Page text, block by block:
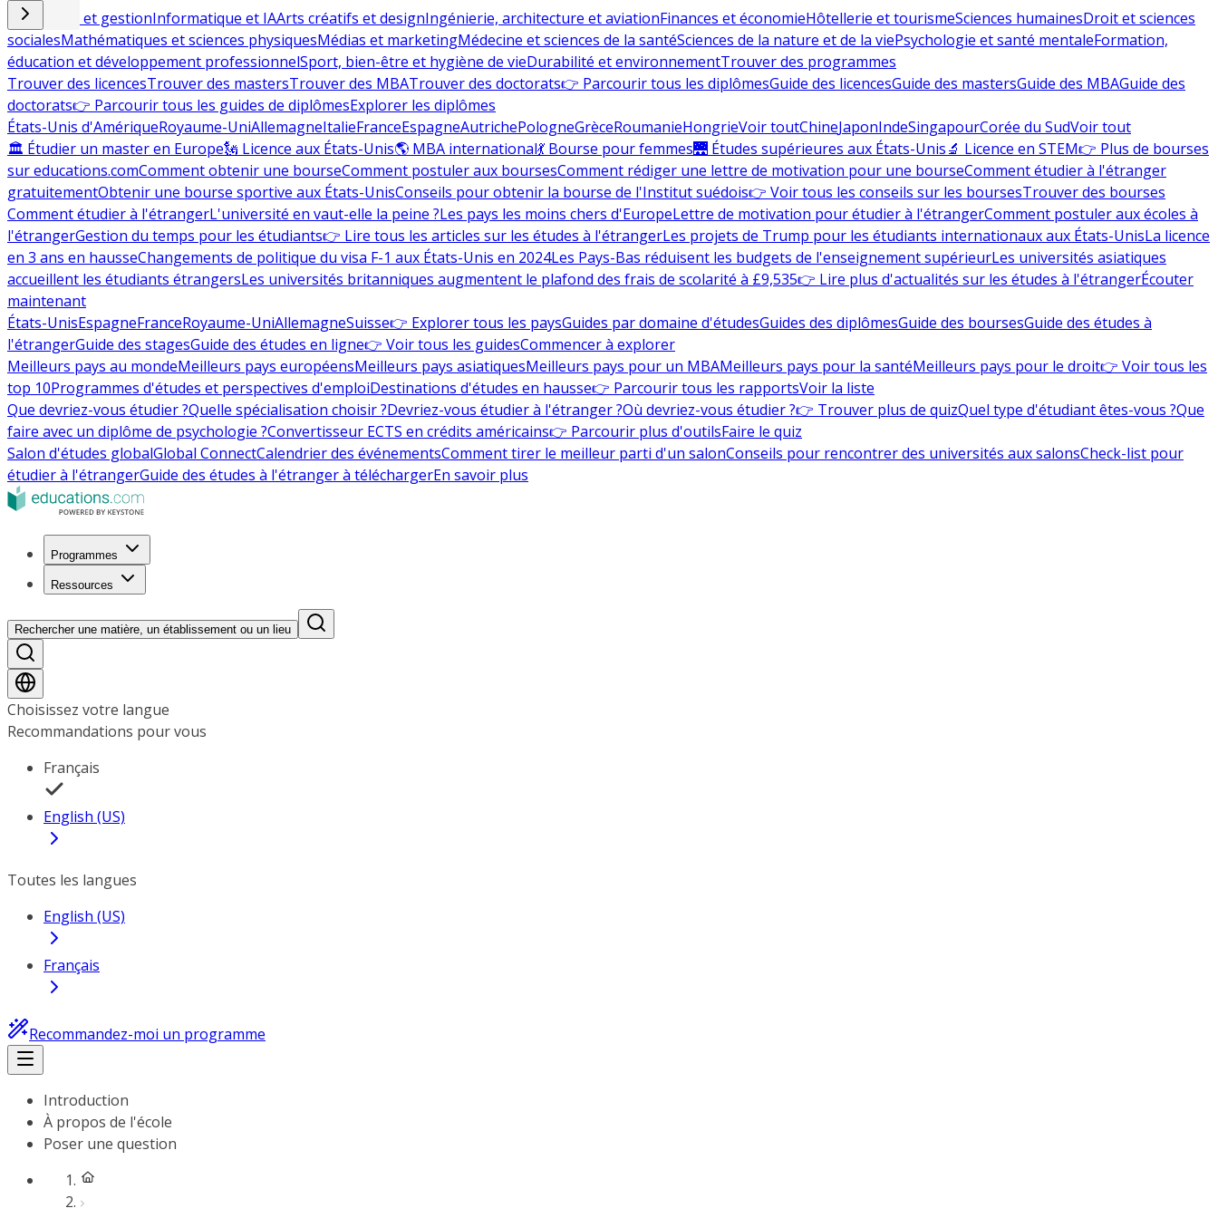
Commerce et gestionInformatique et IAArts créatifs et designIngénierie, architecture et aviationFinances et économieHôtellerie et tourismeSciences humainesDroit et sciences
socialesMathématiques et sciences physiquesMédias et marketingMédecine et sciences de la santéSciences de la nature et de la viePsychologie et santé mentaleFormation,
éducation et développement professionnelSport, bien-être et hygiène de vieDurabilité et environnementTrouver des programmes
Trouver des licencesTrouver des mastersTrouver des MBATrouver des doctorats👉 Parcourir tous les diplômesGuide des licencesGuide des mastersGuide des MBAGuide des
doctorats👉 Parcourir tous les guides de diplômesExplorer les diplômes
États-Unis d'AmériqueRoyaume-UniAllemagneItalieFranceEspagneAutrichePologneGrèceRoumanieHongrieVoir toutChineJaponIndeSingapourCorée du SudVoir tout
🏛 Étudier un master en Europe🗽 Licence aux États-Unis🌎 MBA international💃 Bourse pour femmes🌉 Études supérieures aux États-Unis🔬 Licence en STEM👉 Plus de bourses
sur educations.comComment obtenir une bourseComment postuler aux boursesComment rédiger une lettre de motivation pour une bourseComment étudier à l'étranger
gratuitementObtenir une bourse sportive aux États-UnisConseils pour obtenir la bourse de l'Institut suédois👉 Voir tous les conseils sur les boursesTrouver des bourses
Comment étudier à l'étrangerL'université en vaut-elle la peine ?Les pays les moins chers d'EuropeLettre de motivation pour étudier à l'étrangerComment postuler aux écoles à
l'étrangerGestion du temps pour les étudiants👉 Lire tous les articles sur les études à l'étrangerLes projets de Trump pour les étudiants internationaux aux États-UnisLa licence
en 3 ans en hausseChangements de politique du visa F-1 aux États-Unis en 2024Les Pays-Bas réduisent les budgets de l'enseignement supérieurLes universités asiatiques
accueillent les étudiants étrangersLes universités britanniques augmentent le plafond des frais de scolarité à £9,535👉 Lire plus d'actualités sur les études à l'étrangerÉcouter
maintenant
États-UnisEspagneFranceRoyaume-UniAllemagneSuisse👉 Explorer tous les paysGuides par domaine d'étudesGuides des diplômesGuide des boursesGuide des études à
l'étrangerGuide des stagesGuide des études en ligne👉 Voir tous les guidesCommencer à explorer
Meilleurs pays au mondeMeilleurs pays européensMeilleurs pays asiatiquesMeilleurs pays pour un MBAMeilleurs pays pour la santéMeilleurs pays pour le droit👉 Voir tous les
top 10Programmes d'études et perspectives d'emploiDestinations d'études en hausse👉 Parcourir tous les rapportsVoir la liste
Que devriez-vous étudier ?Quelle spécialisation choisir ?Devriez-vous étudier à l'étranger ?Où devriez-vous étudier ?👉 Trouver plus de quizQuel type d'étudiant êtes-vous ?Que
faire avec un diplôme de psychologie ?Convertisseur ECTS en crédits américains👉 Parcourir plus d'outilsFaire le quiz
Salon d'études globalGlobal ConnectCalendrier des événementsComment tirer le meilleur parti d'un salonConseils pour rencontrer des universités aux salonsCheck-list pour
étudier à l'étrangerGuide des études à l'étranger à téléchargerEn savoir plus
Programmes
Ressources
Rechercher une matière, un établissement ou un lieu
Choisissez votre langue
Recommandations pour vous
Français
English (US)
Toutes les langues
English (US)
Français
Recommandez-moi un programme
Introduction
À propos de l'école
Poser une question